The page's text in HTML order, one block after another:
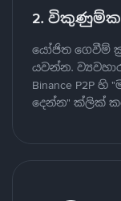
2.
යෝජිත ගෙවීම්
යවන්න.
Binance P2P
දෙන්න" ක්ලික්